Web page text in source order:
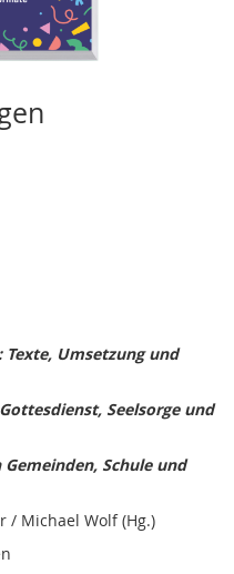
Umsetzung und
Seelsorge und
Schule und
/ Michael Wolf (Hg.)